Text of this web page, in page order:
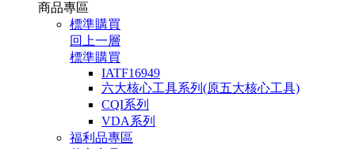
商品專區
標準購買
回上一層
標準購買
IATF16949
六大核心工具系列(原五大核心工具)
CQI系列
VDA系列
福利品專區